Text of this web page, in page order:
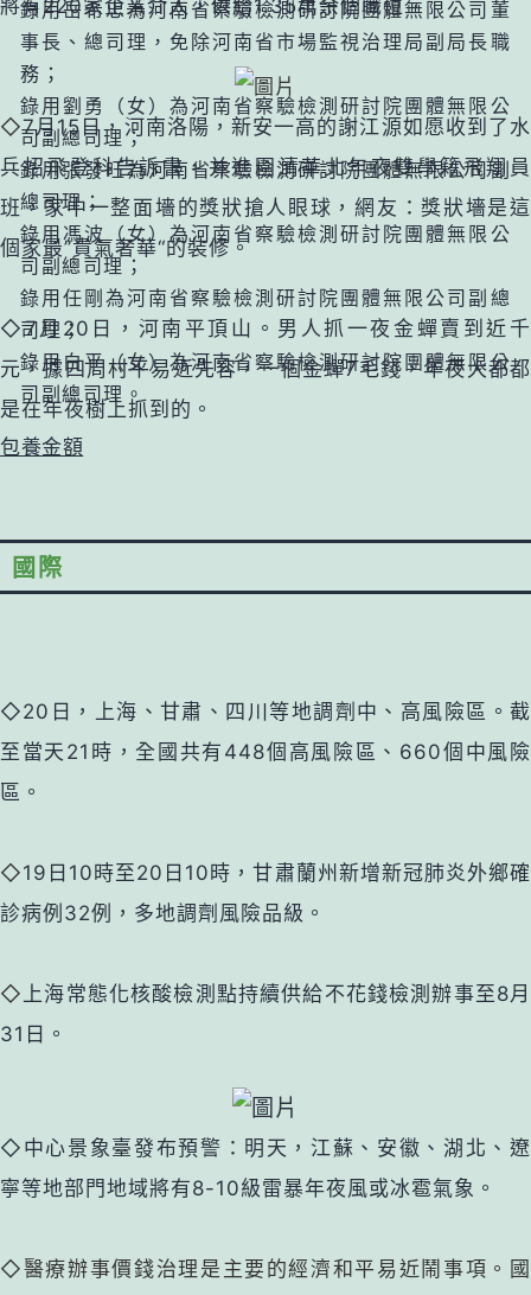
錄用岳希忠為河南省察驗檢測研討院團體無限公司董
事長、總司理，免除河南省市場監視治理局副局長職
務；
錄用劉勇（女）為河南省察驗檢測研討院團體無限公
司副總司理；
錄用張發旺為河南省察驗檢測研討院團體無限公司副
總司理；
錄用馮波（女）為河南省察驗檢測研討院團體無限公
司副總司理；
錄用任剛為河南省察驗檢測研討院團體無限公司副總
司理；
錄用白平（女）為河南省察驗檢測研討院團體無限公
司副總司理。
將有220家企業介入，供給1.35萬余個職位。
◇7月15日，河南洛陽，新安一高的謝江源如愿收到了水
兵招飛登科告訴書，并進圍清華北年夜雙學籍飛翔員
班，家中一整面墻的獎狀搶人眼球，網友：獎狀墻是這
個家最”貴氣奢華“的裝修。
◇7月20日，河南平頂山。男人抓一夜金蟬賣到近千
元，據四周村平易近先容，一個金蟬7毛錢，年夜大都都
是在年夜樹上抓到的。
包養金額
國際
◇20日，上海、甘肅、四川等地調劑中、高風險區。截
至當天21時，全國共有448個高風險區、660個中風險
區。
◇19日10時至20日10時，甘肅蘭州新增新冠肺炎外鄉確
診病例32例，多地調劑風險品級。
◇ 上海常態化核酸檢測點持續供給不花錢檢測辦事至8月
31日。
◇中心景象臺發布預警：明天，江蘇、安徽、湖北、遼
寧等地部門地域將有8-10級雷暴年夜風或冰雹氣象。
◇醫療辦事價錢治理是主要的經濟和平易近鬧事項。 國